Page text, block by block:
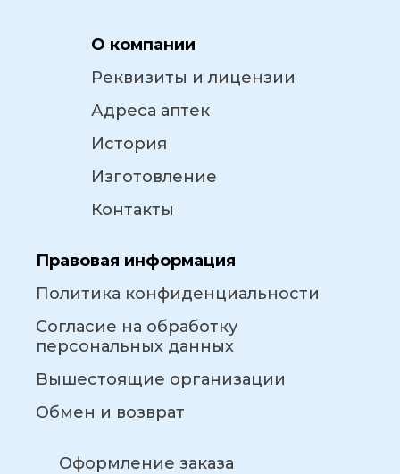
О компании
Реквизиты и лицензии
Адреса аптек
История
Изготовление
Контакты
Правовая информация
Политика конфиденциальности
Согласие на обработку
персональных данных
Вышестоящие организации
Обмен и возврат
Оформление заказа